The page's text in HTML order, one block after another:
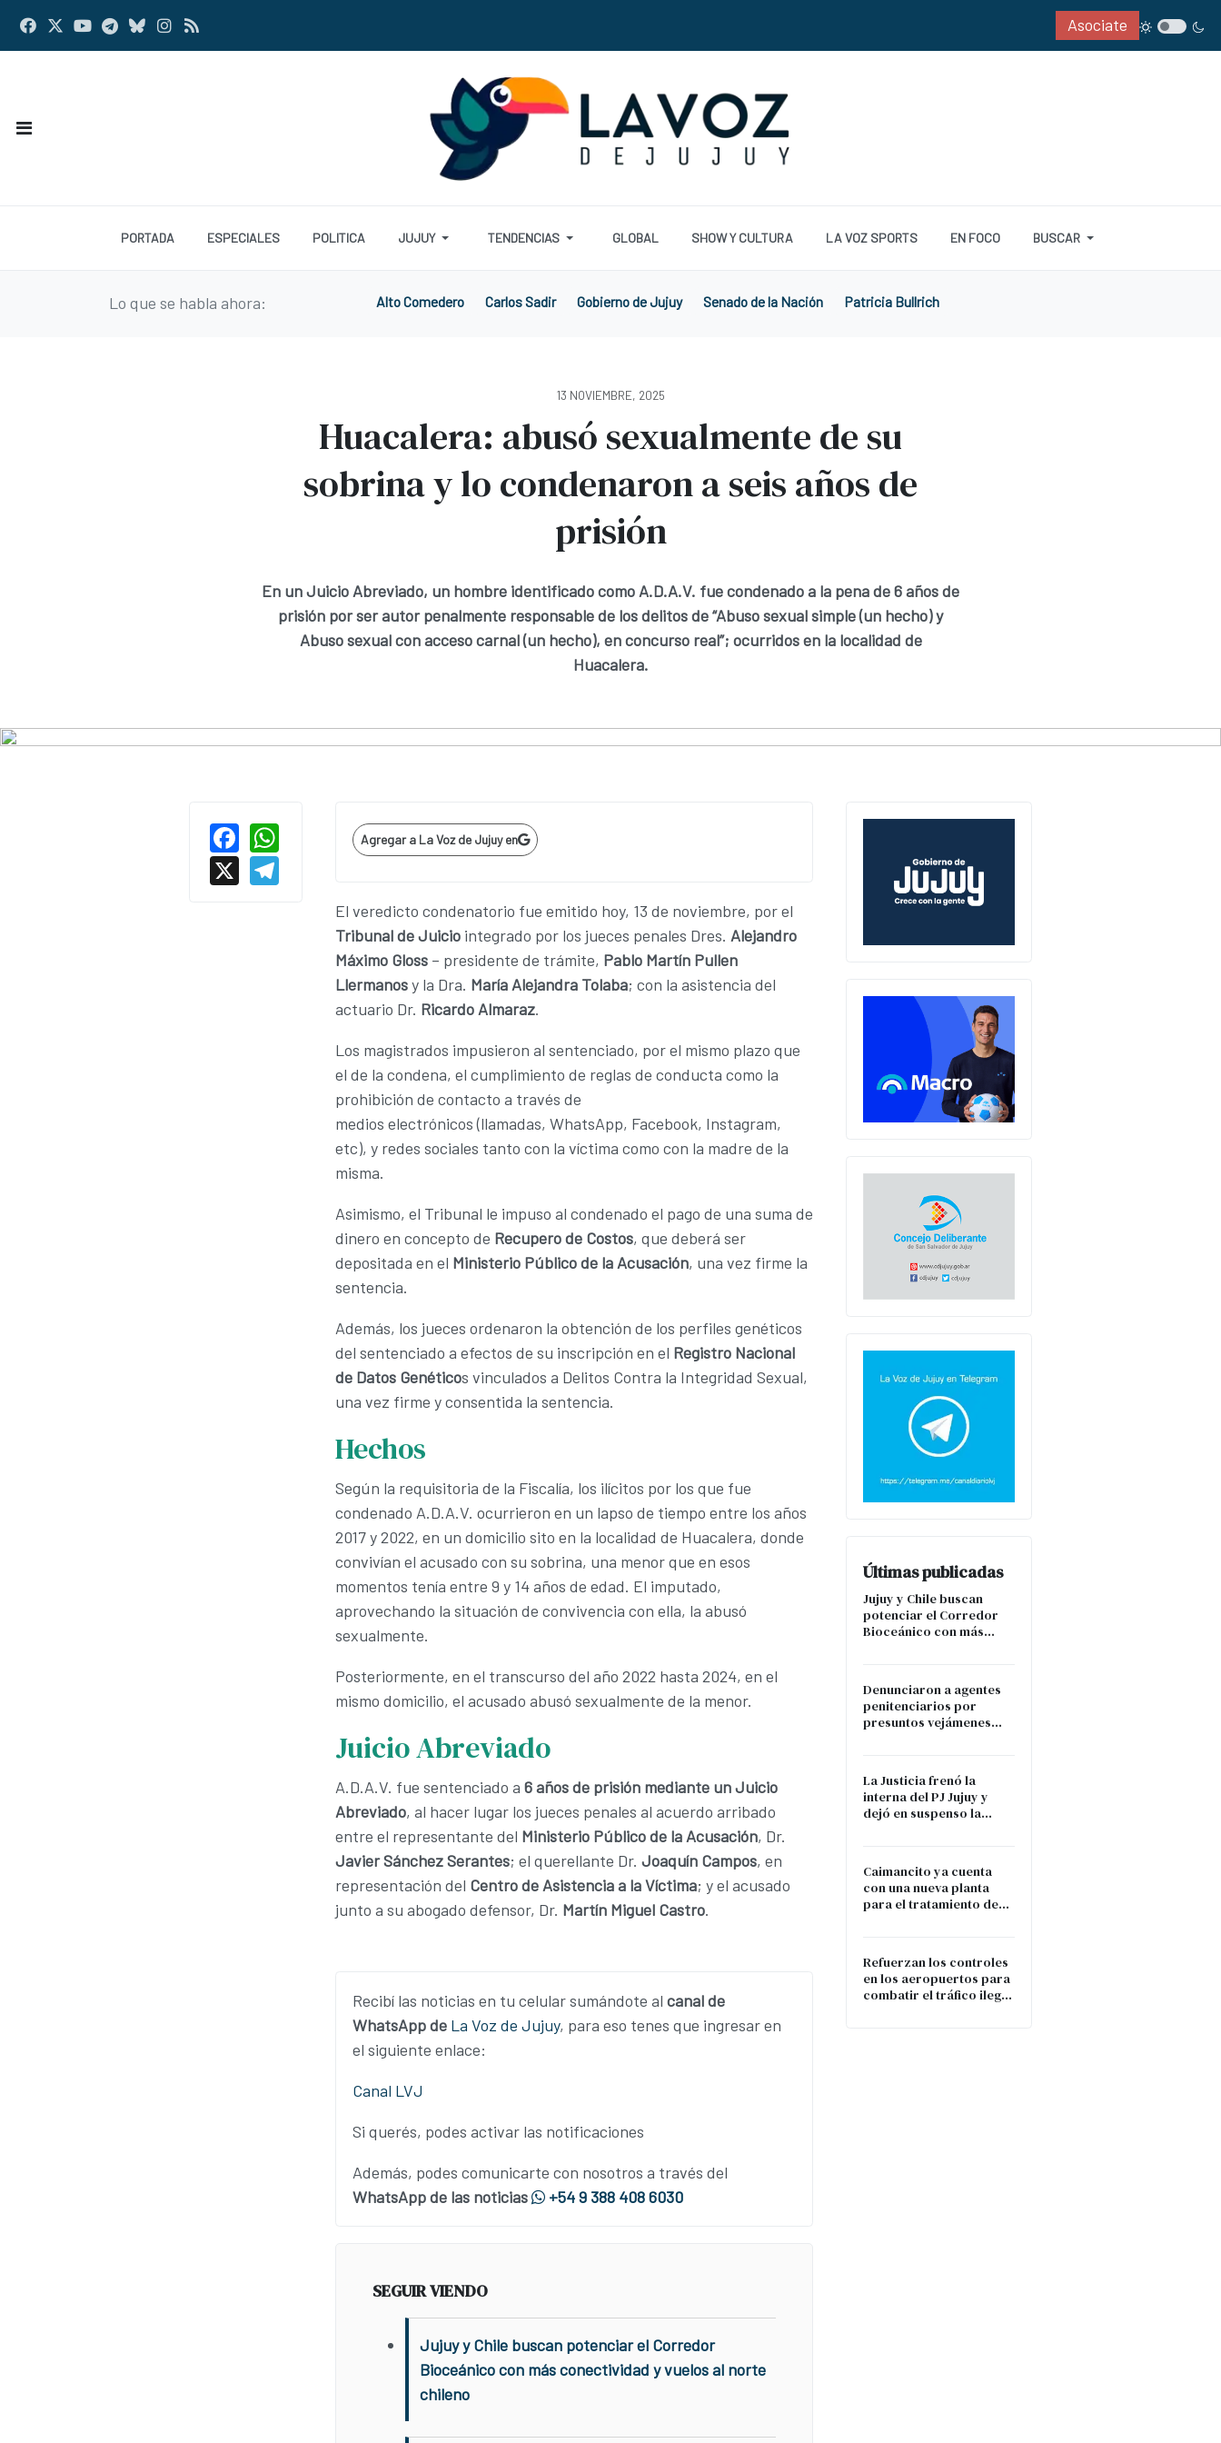
Asociate
PORTADA ESPECIALES POLITICA JUJUY TENDENCIAS GLOBAL SHOW Y CULTURA LA VOZ SPORTS EN FOCO BUSCAR
Lo que se habla ahora: Alto Comedero Carlos Sadir Gobierno de Jujuy Senado de la Nación Patricia Bullrich
13 NOVIEMBRE, 2025
Huacalera: abusó sexualmente de su
sobrina y lo condenaron a seis años de
prisión
En un Juicio Abreviado, un hombre identificado como A.D.A.V. fue condenado a la pena de 6 años de
prisión por ser autor penalmente responsable de los delitos de “Abuso sexual simple (un hecho) y
Abuso sexual con acceso carnal (un hecho), en concurso real”; ocurridos en la localidad de
Huacalera.
Facebook
WhatsApp
X
Telegram
Últimas publicadas
Jujuy y Chile buscan
potenciar el Corredor
Bioceánico con más
Denunciaron a agentes
penitenciarios por
presuntos vejámenes
La Justicia frenó la
interna del PJ Jujuy y
dejó en suspenso la
Caimancito ya cuenta
con una nueva planta
para el tratamiento de
Refuerzan los controles
en los aeropuertos para
combatir el tráfico ilegal
Agregar a La Voz de Jujuy en
El veredicto condenatorio fue emitido hoy, 13 de noviembre, por el
Tribunal de Juiciointegrado por los jueces penales Dres. Alejandro
Máximo Gloss– presidente de trámite, Pablo Martín Pullen
Llermanosy la Dra. María Alejandra Tolaba; con la asistencia del
actuario Dr. Ricardo Almaraz.
Los magistrados impusieron al sentenciado, por el mismo plazo que
el de la condena, el cumplimiento de reglas de conducta como la
prohibición de contacto a través de
medios electrónicos (llamadas, WhatsApp, Facebook, Instagram,
etc), y redes sociales tanto con la víctima como con la madre de la
misma.
Asimismo, el Tribunal le impuso al condenado el pago de una suma de
dinero en concepto de Recupero de Costos, que deberá ser
depositada en el Ministerio Público de la Acusación, una vez firme la
sentencia.
Además, los jueces ordenaron la obtención de los perfiles genéticos
del sentenciado a efectos de su inscripción en el Registro Nacional
de Datos Genéticos vinculados a Delitos Contra la Integridad Sexual,
una vez firme y consentida la sentencia.
Hechos
Según la requisitoria de la Fiscalía, los ilícitos por los que fue
condenado A.D.A.V. ocurrieron en un lapso de tiempo entre los años
2017 y 2022, en un domicilio sito en la localidad de Huacalera, donde
convivían el acusado con su sobrina, una menor que en esos
momentos tenía entre 9 y 14 años de edad. El imputado,
aprovechando la situación de convivencia con ella, la abusó
sexualmente.
Posteriormente, en el transcurso del año 2022 hasta 2024, en el
mismo domicilio, el acusado abusó sexualmente de la menor.
Juicio Abreviado
A.D.A.V. fue sentenciado a 6 años de prisión mediante un Juicio
Abreviado, al hacer lugar los jueces penales al acuerdo arribado
entre el representante del Ministerio Público de la Acusación, Dr.
Javier Sánchez Serantes; el querellante Dr. Joaquín Campos, en
representación del Centro de Asistencia a la Víctima; y el acusado
junto a su abogado defensor, Dr. Martín Miguel Castro.
Recibí las noticias en tu celular sumándote al canal de
WhatsApp de La Voz de Jujuy, para eso tenes que ingresar en
el siguiente enlace:
Canal LVJ
Si querés, podes activar las notificaciones
Además, podes comunicarte con nosotros a través del
WhatsApp de las noticias
+54 9 388 408 6030
SEGUIR VIENDO
Jujuy y Chile buscan potenciar el Corredor
Bioceánico con más conectividad y vuelos al norte
chileno